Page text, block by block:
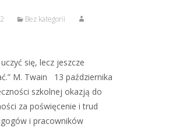
Bez kategorii
się, lecz jeszcze
M. Twain 13 października
szkolnej okazją do
za poświęcenie i trud
i pracowników